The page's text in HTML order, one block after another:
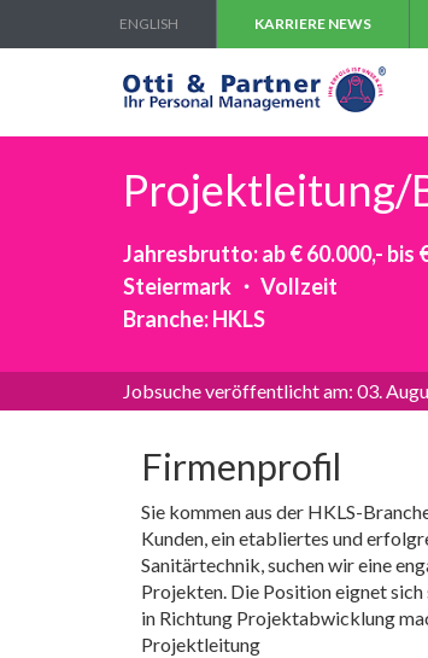
ENGLISH KARRIERE NEWS
Projektleitung/
Jahresbrutto: ab € 60.000,- bis
Steiermark ・ Vollzeit
Branche: HKLS
Jobsuche veröffentlicht am: 03.
Firmenprofil
Sie kommen aus der HKLS-
Kunden, ein etabliertes und
Sanitärtechnik, suchen wir eine
Projekten. Die Position eignet
in Richtung Projektabwicklung
Projektleitung